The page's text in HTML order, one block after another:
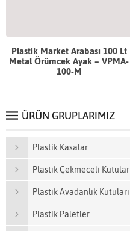
Plastik Market Arabası 100 Lt
Metal Örümcek Ayak – VPMA-
100-M
ÜRÜN GRUPLARIMIZ
Plastik Kasalar
Plastik Çekmeceli Kutular
Plastik Avadanlık Kutuları
Plastik Paletler